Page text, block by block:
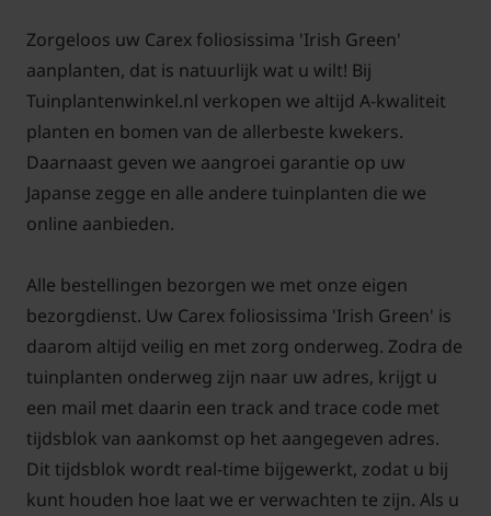
Veelgestelde vragen over Carex
'Irish Green':
Welke Carex woekert?
Antwoord: Carex vermeerdt zichzelf, er komen
grassoort zich uitbreid. Dit is prima in toom te
houden door de plant af te steken als de Carex voor
u te breed uitgroeit. Carex 'Irish Green' is daardoor
prima geschikt als bodembedekker in een
groenblijvende borderbeplanting.
Zorgeloos uw Carex foliosissima 'Irish Green'
aanplanten, dat is natuurlijk wat u wilt! Bij
Tuinplantenwinkel.nl verkopen we altijd A-kwaliteit
planten en bomen van de allerbeste kwekers.
Daarnaast geven we aangroei garantie op uw
Japanse zegge en alle andere tuinplanten die we
online aanbieden.
Alle bestellingen bezorgen we met onze eigen
bezorgdienst. Uw Carex foliosissima 'Irish Green' is
daarom altijd veilig en met zorg onderweg. Zodra de
tuinplanten onderweg zijn naar uw adres, krijgt u
een mail met daarin een track and trace code met
tijdsblok van aankomst op het aangegeven adres.
Dit tijdsblok wordt real-time bijgewerkt, zodat u bij
kunt houden hoe laat we er verwachten te zijn. Als u